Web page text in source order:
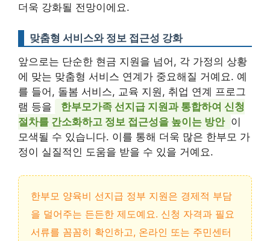
더욱 강화될 전망이에요.
맞춤형 서비스와 정보 접근성 강화
앞으로는 단순한 현금 지원을 넘어, 각 가정의 상황
에 맞는 맞춤형 서비스 연계가 중요해질 거예요. 예
를 들어, 돌봄 서비스, 교육 지원, 취업 연계 프로그
램 등을
한부모가족 선지급 지원과 통합하여 신청
절차를 간소화하고 정보 접근성을 높이는 방안 이
모색될 수 있습니다. 이를 통해 더욱 많은 한부모 가
정이 실질적인 도움을 받을 수 있을 거예요.
한부모 양육비 선지급 정부 지원은 경제적 부담
을 덜어주는 든든한 제도예요. 신청 자격과 필요
서류를 꼼꼼히 확인하고, 온라인 또는 주민센터